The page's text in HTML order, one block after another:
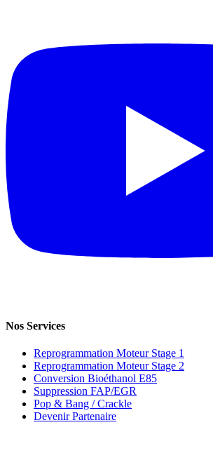
Nos Services
Reprogrammation Moteur Stage 1
Reprogrammation Moteur Stage 2
Conversion Bioéthanol E85
Suppression FAP/EGR
Pop & Bang / Crackle
Devenir Partenaire